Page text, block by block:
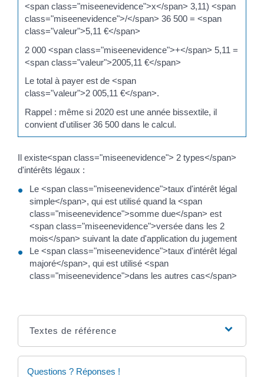
<span class="miseenevidence">x</span> 3,11) <span
class="miseenevidence">/</span> 36 500 = <span
class="valeur">5,11 €</span>
2 000 <span class="miseenevidence">+</span> 5,11 =
<span class="valeur">2005,11 €</span>
Le total à payer est de <span
class="valeur">2 005,11 €</span>.
Rappel : même si 2020 est une année bissextile, il
convient d'utiliser 36 500 dans le calcul.
Il existe<span class="miseenevidence"> 2 types</span>
d'intérêts légaux :
Le <span class="miseenevidence">taux d'intérêt légal
simple</span>, qui est utilisé quand la <span
class="miseenevidence">somme due</span> est
<span class="miseenevidence">versée dans les 2
mois</span> suivant la date d'application du jugement
Le <span class="miseenevidence">taux d'intérêt légal
majoré</span>, qui est utilisé <span
class="miseenevidence">dans les autres cas</span>
Textes de référence
Questions ? Réponses !